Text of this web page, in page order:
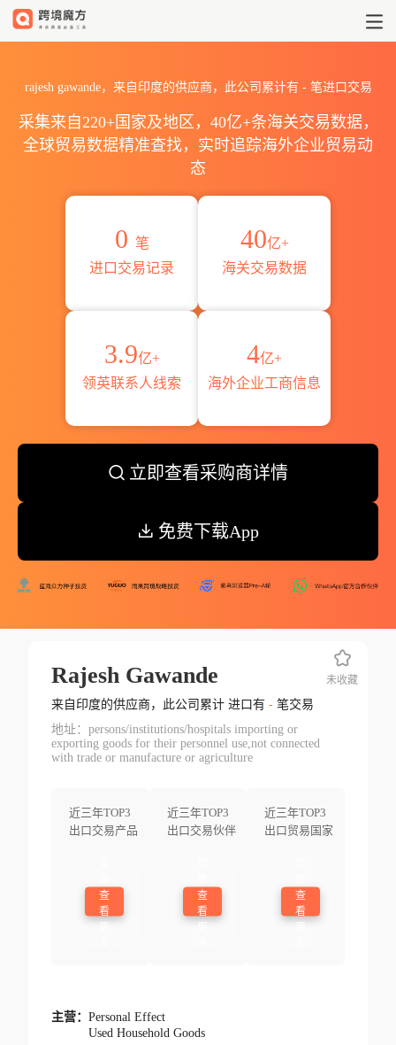
rajesh gawande，来自印度的供应商，此公司累计有 -笔进口交易
采集来自220+国家及地区，40亿+条海关交易数据，
全球贸易数据精准查找，实时追踪海外企业贸易动
态
0 笔
进口交易记录
40亿+
海关交易数据
3.9亿+
领英联系人线索
4亿+
海外企业工商信息
立即查看采购商详情
免费下载App
Rajesh Gawande
来自印度的供应商，此公司累计 进口有 -笔交易
地址：persons/institutions/hospitals importing or
exporting goods for their personnel use,not connected
with trade or manufacture or agriculture
近三年TOP3
出口交易产品
查
看
近三年TOP3
出口交易伙伴
查
看
近三年TOP3
出口贸易国家
查
看
未收藏
主营： Personal Effect
Used Household Goods